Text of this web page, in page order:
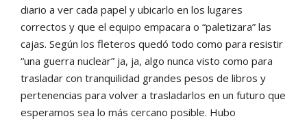
diario a ver cada papel y ubicarlo en los lugares
correctos y que el equipo empacara o “paletizara” las
cajas. Según los fleteros quedó todo como para resistir
“una guerra nuclear” ja, ja, algo nunca visto como para
trasladar con tranquilidad grandes pesos de libros y
pertenencias para volver a trasladarlos en un futuro que
esperamos sea lo más cercano posible. Hubo